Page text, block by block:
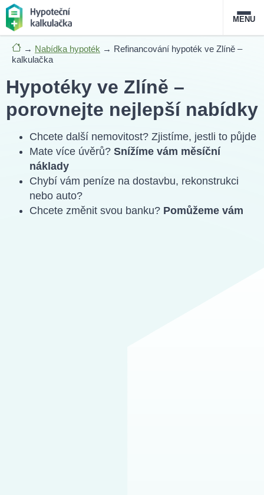
Nabídka hypoték
Magazín
O službě FAQ Slovník pojmůKontakt
MENU
→ Nabídka hypoték → Refinancování hypoték ve Zlíně –
kalkulačka
Hypotéky ve Zlíně –
porovnejte nejlepší nabídky
Chcete další nemovitost? Zjistíme, jestli to půjde
Mate více úvěrů? Snížíme vám měsíční
náklady
Chybí vám peníze na dostavbu, rekonstrukci
nebo auto?
Chcete změnit svou banku? Pomůžeme vám